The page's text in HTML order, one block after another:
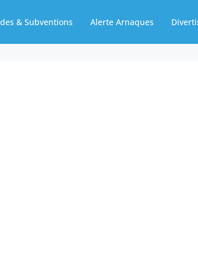
& Subventions Alerte Arnaques